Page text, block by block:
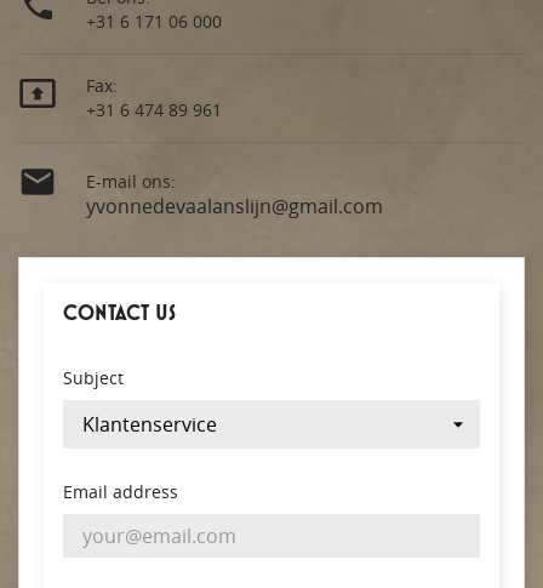
+31 6 171 06 000

Fax:
+31 6 474 89 961
 E-mail ons:
yvonnedevaalanslijn@gmail.com
CONTACT US
Subject
Email address